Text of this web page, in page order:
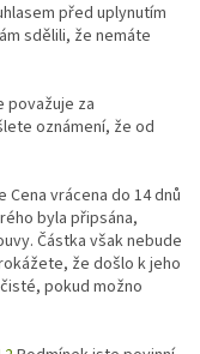
před uplynutím
sdělili, že nemáte
považuje za
oznámení, že od
vrácena do 14 dnů
byla připsána,
Částka však nebude
že došlo k jeho
pokud možno